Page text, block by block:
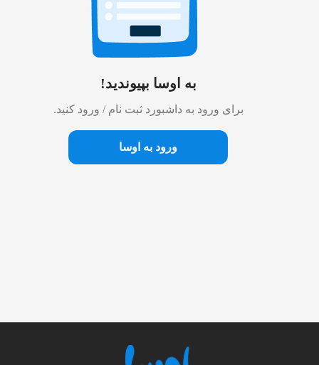
به اوسا بپیوندید!
برای ورود به داشبورد ثبت نام / ورود کنید.
ورود به اوسا